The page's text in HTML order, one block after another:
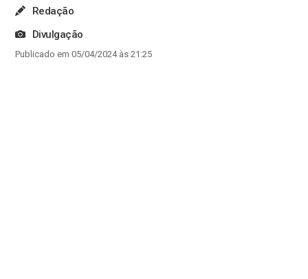
Redação
Divulgação
Publicado em 05/04/2024 às 21:25